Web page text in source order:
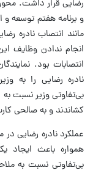
رضایی قرار داشت.
و برنامه هفتم توسعه
مانند انتصاب نادره
انجام ندادن وظایف
انتصابات بود.
نادره رضایی را به
بی‌تفاوتی وزیر نسبت
کشاندند و به صالحی
عملکرد نادره رضایی
همواره باعث
بی‌تفاوتی نسبت به